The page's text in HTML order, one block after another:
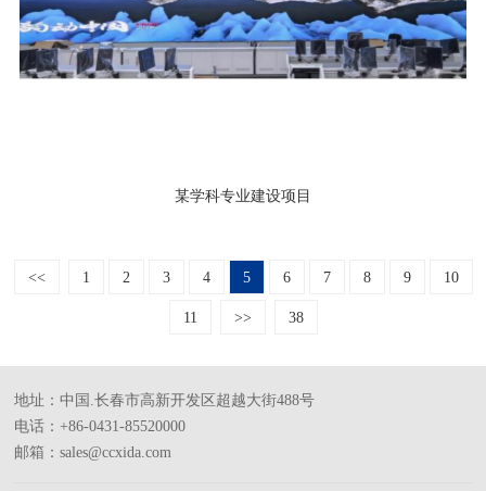
某学科专业建设项目
<< 1 2 3 4 5 6 7 8 9 10
11 >> 38
地址：中国.长春市高新开发区超越大街488号
电话：+86-0431-85520000
邮箱：sales@ccxida.com